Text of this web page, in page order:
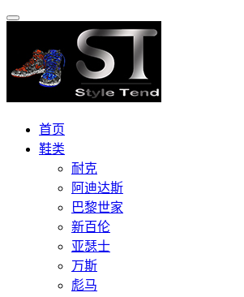
首页
鞋类
耐克
阿迪达斯
巴黎世家
新百伦
亚瑟士
万斯
彪马